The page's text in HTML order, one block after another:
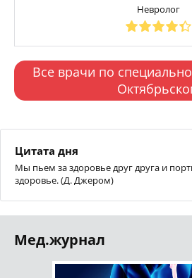
Невролог
Все врачи по
Цитата дня
Мы пьем за здоровье друг друга и
здоровье. (Д. Джером)
Мед.журнал